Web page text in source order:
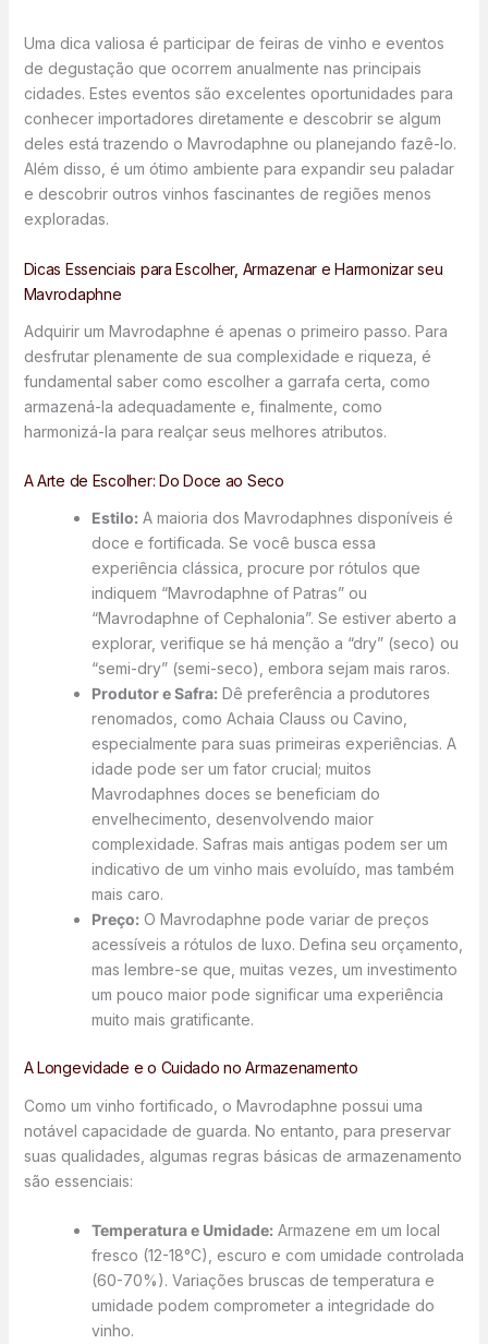
Uma dica valiosa é participar de feiras de vinho e eventos
de degustação que ocorrem anualmente nas principais
cidades. Estes eventos são excelentes oportunidades para
conhecer importadores diretamente e descobrir se algum
deles está trazendo o Mavrodaphne ou planejando fazê-lo.
Além disso, é um ótimo ambiente para expandir seu paladar
e descobrir outros vinhos fascinantes de regiões menos
exploradas.
Dicas Essenciais para Escolher, Armazenar e Harmonizar seu
Mavrodaphne
Adquirir um Mavrodaphne é apenas o primeiro passo. Para
desfrutar plenamente de sua complexidade e riqueza, é
fundamental saber como escolher a garrafa certa, como
armazená-la adequadamente e, finalmente, como
harmonizá-la para realçar seus melhores atributos.
A Arte de Escolher: Do Doce ao Seco
Estilo:A maioria dos Mavrodaphnes disponíveis é
doce e fortificada. Se você busca essa
experiência clássica, procure por rótulos que
indiquem “Mavrodaphne of Patras” ou
“Mavrodaphne of Cephalonia”. Se estiver aberto a
explorar, verifique se há menção a “dry” (seco) ou
“semi-dry” (semi-seco), embora sejam mais raros.
Produtor e Safra:Dê preferência a produtores
renomados, como Achaia Clauss ou Cavino,
especialmente para suas primeiras experiências. A
idade pode ser um fator crucial; muitos
Mavrodaphnes doces se beneficiam do
envelhecimento, desenvolvendo maior
complexidade. Safras mais antigas podem ser um
indicativo de um vinho mais evoluído, mas também
mais caro.
Preço:O Mavrodaphne pode variar de preços
acessíveis a rótulos de luxo. Defina seu orçamento,
mas lembre-se que, muitas vezes, um investimento
um pouco maior pode significar uma experiência
muito mais gratificante.
A Longevidade e o Cuidado no Armazenamento
Como um vinho fortificado, o Mavrodaphne possui uma
notável capacidade de guarda. No entanto, para preservar
suas qualidades, algumas regras básicas de armazenamento
são essenciais:
Temperatura e Umidade:Armazene em um local
fresco (12-18°C), escuro e com umidade controlada
(60-70%). Variações bruscas de temperatura e
umidade podem comprometer a integridade do
vinho.